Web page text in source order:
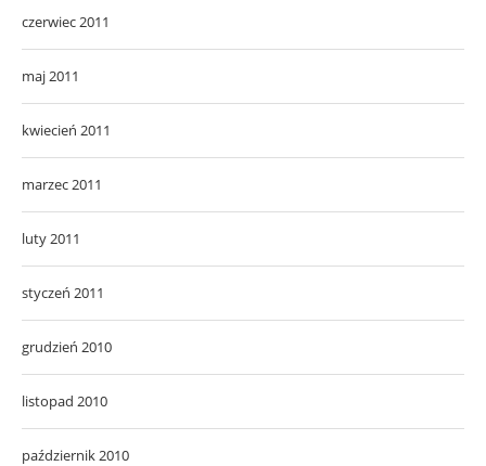
czerwiec 2011
maj 2011
kwiecień 2011
marzec 2011
luty 2011
styczeń 2011
grudzień 2010
listopad 2010
październik 2010